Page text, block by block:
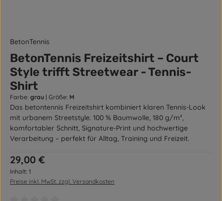
BetonTennis
BetonTennis Freizeitshirt – Court
Style trifft Streetwear - Tennis-
Shirt
Farbe: grau | Größe: M
Das betontennis Freizeitshirt kombiniert klaren Tennis-Look
mit urbanem Streetstyle. 100 % Baumwolle, 180 g/m²,
komfortabler Schnitt, Signature-Print und hochwertige
Verarbeitung – perfekt für Alltag, Training und Freizeit.
Regulärer Preis:
29,00 €
Inhalt: 1
Preise inkl. MwSt. zzgl. Versandkosten